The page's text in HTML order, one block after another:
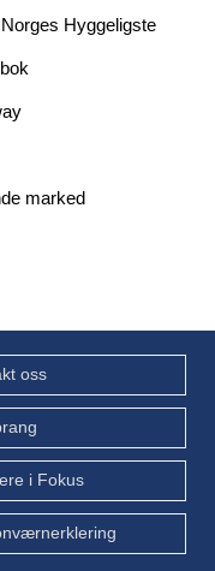
Hyggeligste
marked
oss
i Fokus